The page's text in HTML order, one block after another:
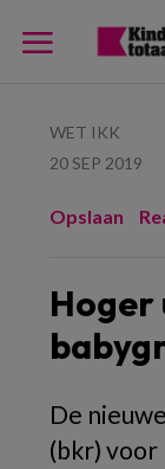
WET IKK
20 SEP 2019
Opslaan
De
(bkr) voor